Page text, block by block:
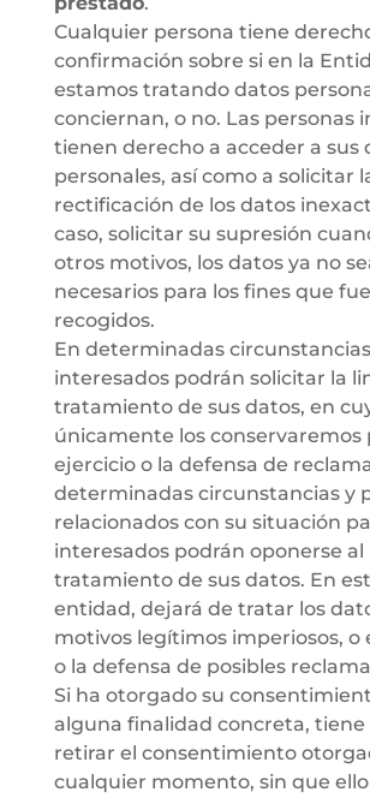
Cualquier persona tiene
confirmación sobre si en la
estamos tratando datos
conciernan, o no. Las personas
tienen derecho a acceder a sus
personales, así como a solicitar
rectificación de los datos
caso, solicitar su supresión
otros motivos, los datos ya no
necesarios para los fines que
recogidos.
En determinadas
interesados podrán solicitar la
tratamiento de sus datos, en
únicamente los conservaremos
ejercicio o la defensa de
determinadas circunstancias y
relacionados con su situación
interesados podrán oponerse al
tratamiento de sus datos. En
entidad, dejará de tratar los
motivos legítimos imperiosos, o
o la defensa de posibles
Si ha otorgado su
alguna finalidad concreta, tiene
retirar el consentimiento
cualquier momento, sin que